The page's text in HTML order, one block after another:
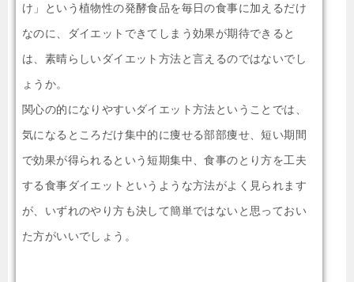
け」という植物性の発酵食品を毎日の食事に加えるだけ
なのに、ダイエットできてしまう効果が期待できると
は、素晴らしいダイエット方法と言えるのではないでし
ょうか。
関心の的になりやすいダイエット方法ということでは、
気になるところだけ集中的に痩せる部部痩せ、短い期間
で効果が得られるという短期集中、食事のとり方を工夫
する食事ダイエットというような方法がよく見られます
が、いずれのやり方も決して簡単ではないと思っておい
た方がいいでしょう。